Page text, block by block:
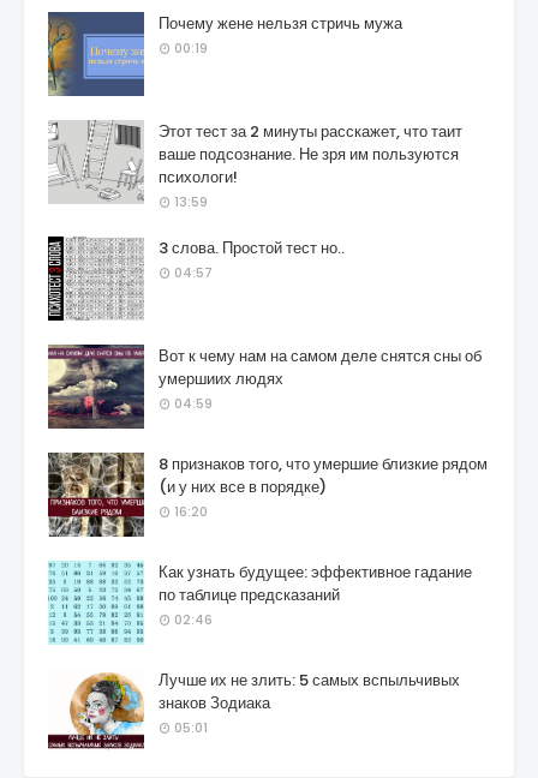
Почему жене нельзя стричь мужа
00:19
Этот тест за 2 минуты расскажет, что таит
ваше подсознание. Не зря им пользуются
психологи!
13:59
3 слова. Простой тест но..
04:57
Вот к чему нам на самом деле снятся сны об
умершиих людях
04:59
8 признаков того, что умершие близкие рядом
(и у них все в порядке)
16:20
Как узнать будущее: эффективное гадание
по таблице предсказаний
02:46
Лучше их не злить: 5 самых вспыльчивых
знаков Зодиака
05:01